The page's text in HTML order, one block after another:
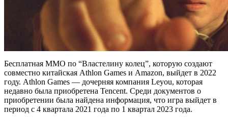
Бесплатная MMO по “Властелину колец”, которую создают
совместно китайская Athlon Games и Amazon, выйдет в 2022
году. Athlon Games — дочерняя компания Leyou, которая
недавно была приобретена Tencent. Среди документов о
приобретении была найдена информация, что игра выйдет в
период с 4 квартала 2021 года по 1 квартал 2023 года.